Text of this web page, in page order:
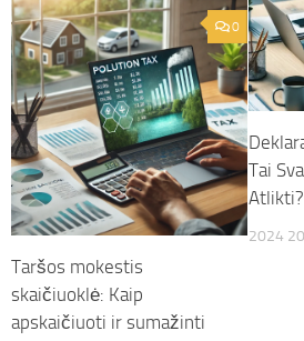
0
Taršos mokestis
skaičiuoklė: Kaip
apskaičiuoti ir sumažinti
Tai
Atlikti?
2024